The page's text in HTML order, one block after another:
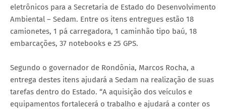
eletrônicos para a Secretaria de Estado do Desenvolvimento
Ambiental – Sedam. Entre os itens entregues estão 18
camionetes, 1 pá carregadora, 1 caminhão tipo baú, 18
embarcações, 37 notebooks e 25 GPS.
Segundo o governador de Rondônia, Marcos Rocha, a
entrega destes itens ajudará a Sedam na realização de suas
tarefas dentro do Estado. “A aquisição dos veículos e
equipamentos fortalecerá o trabalho e ajudará a conter os